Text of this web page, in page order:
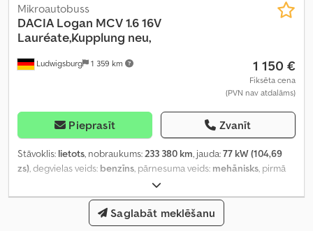
Ludwigsburg 1 359 km
Mikroautobuss
DACIA Logan MCV 1.6 16V
Lauréate,Kupplung neu,
1 150 €
Fiksēta cena
(PVN nav atdalāms)
Pieprasīt Zvanīt
Stāvoklis: lietots, nobraukums: 233 380 km, jauda:77 kW (104,69
zs) , degvielas veids: benzīns , pārnesuma veids: mehānisks , pirmā
, nākamā pārbaude (TÜV):
klase:Euro 4, krāsa:zils, sēdvietu skaits:5, Aprīkojums:ABS,
centrālā atslēga, gaisa kondicionēšana,
Saglabāt meklēšanu